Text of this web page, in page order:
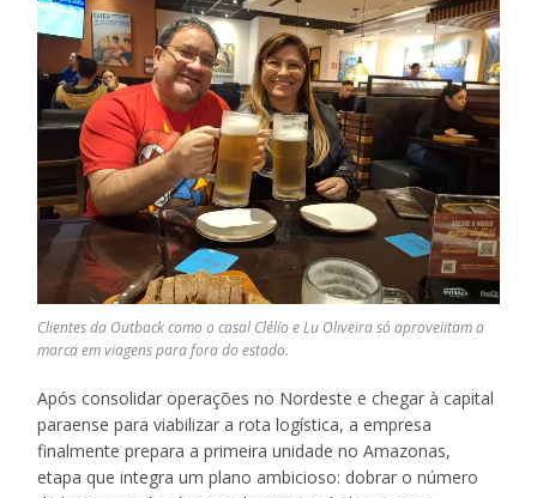
Clientes da Outback como o casal Clélio e Lu Oliveira só aproveiitam a
marca em viagens para fora do estado.
Após consolidar operações no Nordeste e chegar à capital
paraense para viabilizar a rota logística, a empresa
finalmente prepara a primeira unidade no Amazonas,
etapa que integra um plano ambicioso: dobrar o número